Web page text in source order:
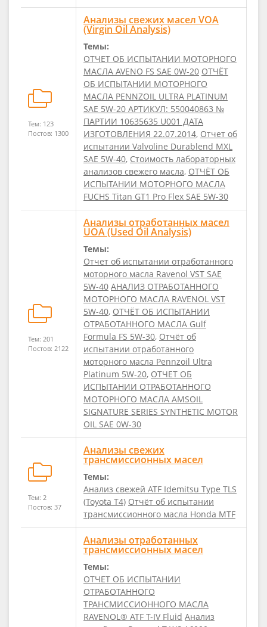
Тем: 123
Постов: 1300
Анализы свежих масел VOA
(Virgin Oil Analysis)
Темы:
ОТЧЕТ ОБ ИСПЫТАНИИ МОТОРНОГО
МАСЛА AVENO FS SAE 0W-20 ОТЧЁТ
ОБ ИСПЫТАНИИ МОТОРНОГО
МАСЛА PENNZOIL ULTRA PLATINUM
SAE 5W-20 АРТИКУЛ: 550040863 №
ПАРТИИ 10635635 U001 ДАТА
ИЗГОТОВЛЕНИЯ 22.07.2014, Отчет об
испытании Valvoline Durablend MXL
SAE 5W-40, Стоимость лабораторных
анализов свежего масла, ОТЧЁТ ОБ
ИСПЫТАНИИ МОТОРНОГО МАСЛА
FUCHS Titan GT1 Pro Flex SAE 5W-30
Тем: 201
Постов: 2122
Анализы отработанных масел
UOA (Used Oil Analysis)
Темы:
Отчет об испытании отработанного
моторного масла Ravenol VST SAE
5W-40 АНАЛИЗ ОТРАБОТАННОГО
МОТОРНОГО МАСЛА RAVENOL VST
5W-40, ОТЧЁТ ОБ ИСПЫТАНИИ
ОТРАБОТАННОГО МАСЛА Gulf
Formula FS 5W-30, Отчёт об
испытании отработанного
моторного масла Pennzoil Ultra
Platinum 5W-20, ОТЧЕТ ОБ
ИСПЫТАНИИ ОТРАБОТАННОГО
МОТОРНОГО МАСЛА AMSOIL
SIGNATURE SERIES SYNTHETIC MOTOR
OIL SAE 0W-30
Тем: 2
Постов: 37
Анализы свежих
трансмиссионных масел
Темы:
Анализ свежей ATF Idemitsu Type TLS
(Toyota T4) Отчёт об испытании
трансмиссионного масла Honda MTF
Анализы отработанных
трансмиссионных масел
Темы:
ОТЧЕТ ОБ ИСПЫТАНИИ
ОТРАБОТАННОГО
ТРАНСМИССИОННОГО МАСЛА
RAVENOL® ATF T-IV Fluid Анализ